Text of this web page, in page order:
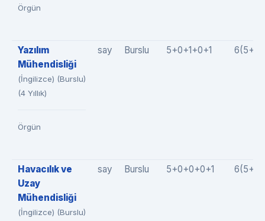
Örgün
Yazılım
Mühendisliği
(İngilizce) (Burslu)
(4 Yıllık)
Örgün
say Burslu 5+0+1+0+1
Havacılık ve
Uzay
Mühendisliği
(İngilizce) (Burslu)
say Burslu 5+0+0+0+1